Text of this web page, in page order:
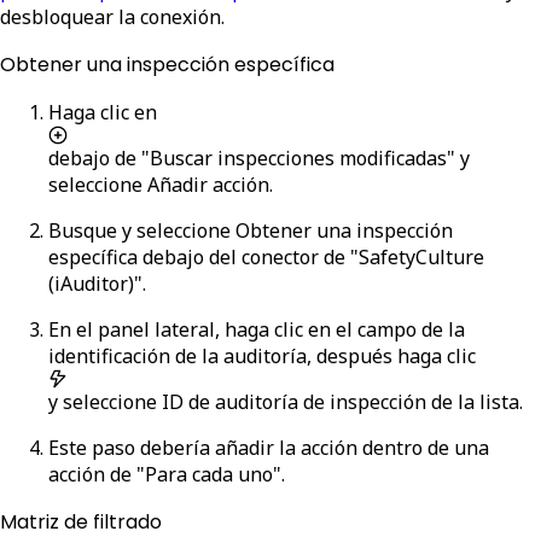
desbloquear la conexión.
Obtener una inspección específica
Haga clic en
debajo de "Buscar inspecciones modificadas" y
seleccioneAñadir acción.
Busque y seleccioneObtener una inspección
específicadebajo del conector de "SafetyCulture
(iAuditor)".
En el panel lateral, haga clic en el campo de la
identificación de la auditoría, después haga clic
y seleccione ID de auditoría de inspecciónde la lista.
Este paso debería añadir la acción dentro de una
acción de "Para cada uno".
Matriz de filtrado